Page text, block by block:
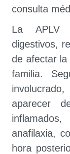
consulta
La APLV
digestivos,
de afectar la
familia.
aparecer
anafilaxia,
hora